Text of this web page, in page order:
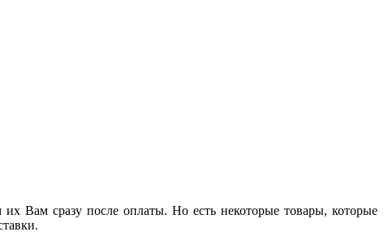
Вам сразу после оплаты. Но есть некоторые товары, которые